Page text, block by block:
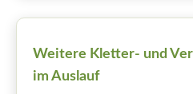
Weitere Kletter- und
im Auslauf